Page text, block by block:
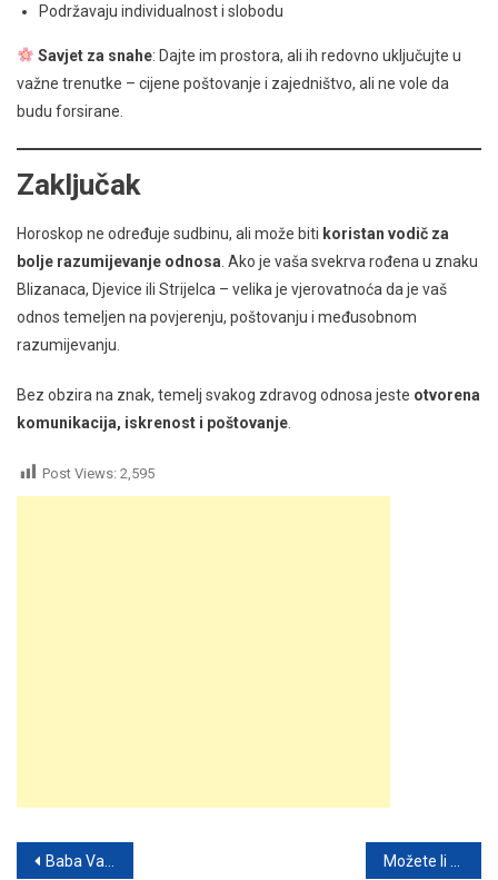
Podržavaju individualnost i slobodu
Savjet za snahe: Dajte im prostora, ali ih redovno uključujte u
važne trenutke – cijene poštovanje i zajedništvo, ali ne vole da
budu forsirane.
Zaključak
Horoskop ne određuje sudbinu, ali može biti koristan vodič za
bolje razumijevanje odnosa . Ako je vaša svekrva rođena u znaku
Blizanaca, Djevice ili Strijelca – velika je vjerovatnoća da je vaš
odnos temeljen na povjerenju, poštovanju i međusobnom
razumijevanju.
Bez obzira na znak, temelj svakog zdravog odnosa jeste otvorena
komunikacija, iskrenost i poštovanje
Post Views: 2,595
Post
Baba Vanga i horoskop: Šta je proročica otkrila o svakom znaku Zodijaka? Darovi, karma i put duše